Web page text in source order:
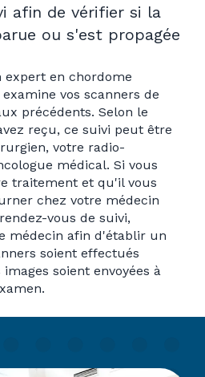
afin de vérifier si la
ou s'est propagée
en chordome
vos scanners de
précédents. Selon le
reçu, ce suivi peut être
votre radio-
médical. Si vous
traitement et qu'il vous
chez votre médecin
vous de suivi,
médecin afin d'établir un
soient effectués
soient envoyées à